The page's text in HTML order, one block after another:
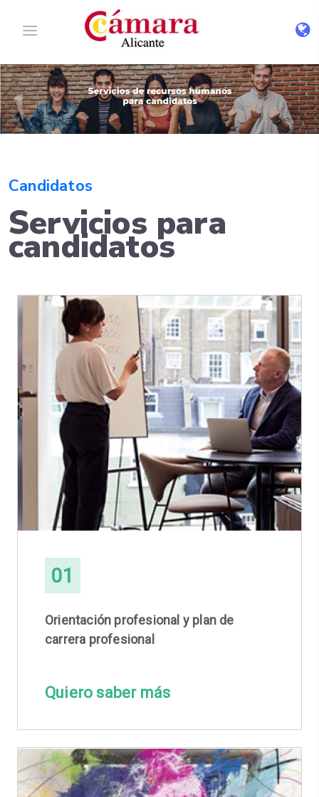
Candidatos
Servicios para
candidatos
01
Orientación profesional y plan de
carrera profesional
Quiero saber más